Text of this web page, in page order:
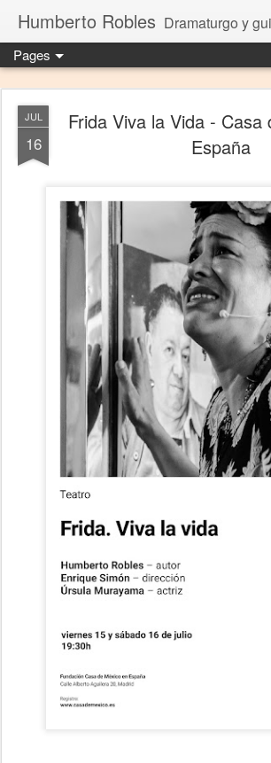
Humberto Robles Dramaturgo y
Pages
JUL
16
Frida Viva la Vida - Casa
España